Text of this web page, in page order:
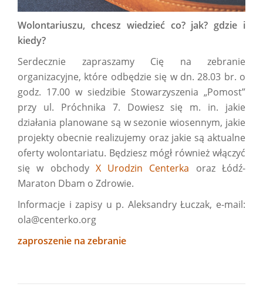
Wolontariuszu, chcesz wiedzieć co? jak? gdzie i
kiedy?
Serdecznie zapraszamy Cię na zebranie
organizacyjne, które odbędzie się w dn. 28.03 br. o
godz. 17.00 w siedzibie Stowarzyszenia „Pomost”
przy ul. Próchnika 7. Dowiesz się m. in. jakie
działania planowane są w sezonie wiosennym, jakie
projekty obecnie realizujemy oraz jakie są aktualne
oferty wolontariatu. Będziesz mógł również włączyć
się w obchody X Urodzin Centerka oraz Łódź-
Maraton Dbam o Zdrowie.
Informacje i zapisy u p. Aleksandry Łuczak, e-mail:
ola@centerko.org
zaproszenie na zebranie